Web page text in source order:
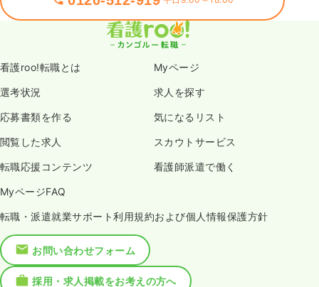
看護roo!転職とは Myページ
選考状況 求人を探す
応募書類を作る 気になるリスト
閲覧した求人 スカウトサービス
転職応援コンテンツ 看護師派遣で働く
MyページFAQ
転職・派遣就業サポート利用規約および個人情報保護方針
お問い合わせフォーム
採用・求人掲載をお考えの方へ